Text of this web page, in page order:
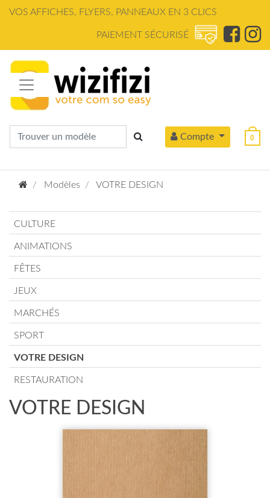
VOS AFFICHES, FLYERS, PANNEAUX EN 3 CLICS
PAIEMENT SÉCURISÉ
Compte 0
Modèles VOTRE DESIGN
CULTURE
ANIMATIONS
FÊTES
JEUX
MARCHÉS
SPORT
VOTRE DESIGN
RESTAURATION
VOTRE DESIGN
Panneau de gestion des cookies